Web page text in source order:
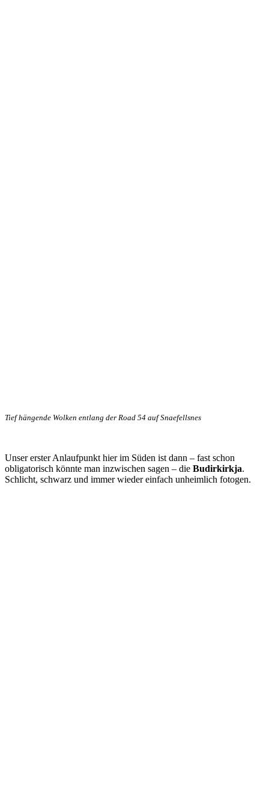
Tief hängende Wolken entlang der Road 54 auf Snaefellsnes
Unser erster Anlaufpunkt hier im Süden ist dann – fast schon
obligatorisch könnte man inzwischen sagen – die Budirkirkja.
Schlicht, schwarz und immer wieder einfach unheimlich fotogen.